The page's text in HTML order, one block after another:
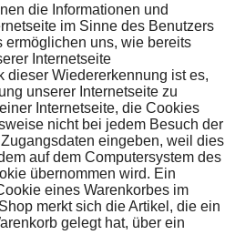
die Informationen und
im Sinne des Benutzers
ermöglichen uns, wie bereits
Internetseite
dieser Wiedererkennung ist es,
unserer Internetseite zu
Internetseite, die Cookies
nicht bei jedem Besuch der
eingeben, weil dies
auf dem Computersystem des
übernommen wird. Ein
eines Warenkorbes im
merkt sich die Artikel, die ein
gelegt hat, über ein